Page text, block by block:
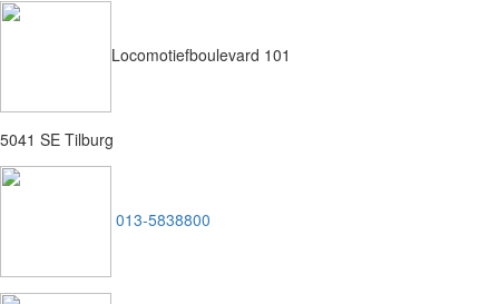
Locomotiefboulevard 101
5041 SE Tilburg
013-5838800